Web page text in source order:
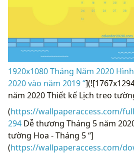
1920x1080 Tháng Năm 2020
2020 vào năm 2019 “
năm 2020 Thiết kế Lịch treo
(https://wallpaperaccess.com/
294 Dễ thương Tháng 5 năm
tường Hoa - Tháng 5 “]
(https://wallpaperaccess.com/